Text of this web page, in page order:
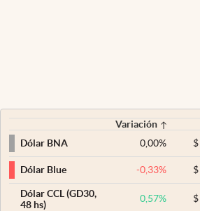
Variación
Dólar BNA
0,00% $
Dólar Blue -0,33% $
Dólar CCL (GD30,
48 hs)
0,57% $